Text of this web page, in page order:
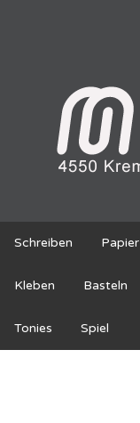
Schreiben Papier
Kleben Basteln
Tonies Spiel